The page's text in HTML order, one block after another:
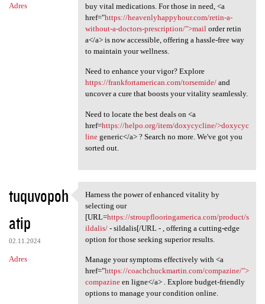
Adres
buy vital medications. For those in need, <a
href="https://heavenlyhappyhour.com/retin-a-
without-a-doctors-prescription/">mail order retin
a</a> is now accessible, offering a hassle-free way
to maintain your wellness.
Need to enhance your vigor? Explore
https://frankfortamerican.com/torsemide/and
uncover a cure that boosts your vitality seamlessly.
Need to locate the best deals on <a
href=https://helpo.org/item/doxycycline/>doxycyc
linegeneric</a> ? Search no more. We've got you
sorted out.
tuquvopoh
atip
02.11.2024
Adres
Harness the power of enhanced
Harness the power of enhanced vitality by
selecting our
[URL=https://stroupflooringamerica.com/product/s
ildalis/- sildalis[/URL - , offering a cutting-edge
option for those seeking superior results.
Manage your symptoms effectively with <a
href="https://coachchuckmartin.com/compazine/">
compazineen ligne</a> . Explore budget-friendly
options to manage your condition online.